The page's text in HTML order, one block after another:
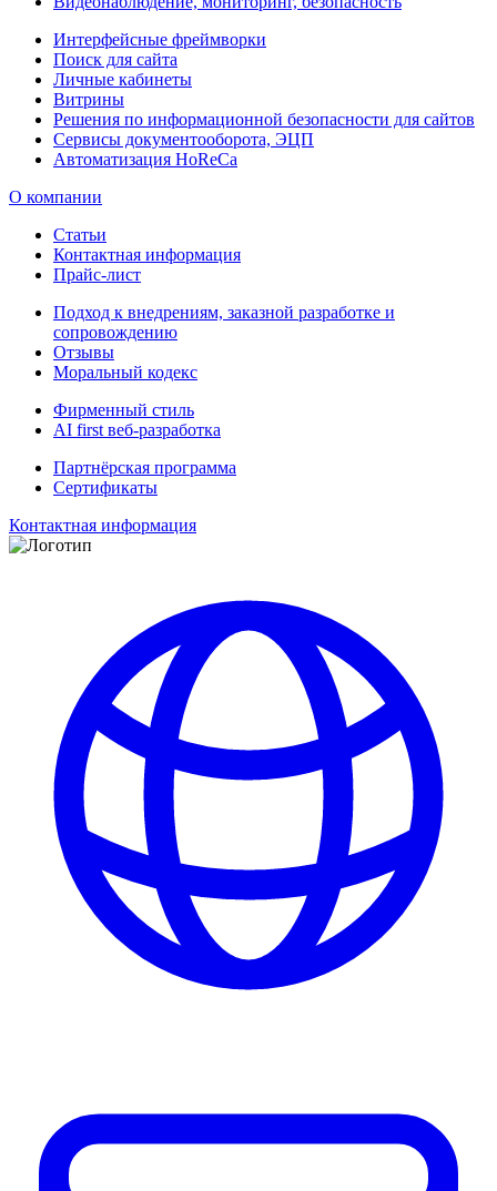
Интерфейсные фреймворки
Поиск для сайта
Личные кабинеты
Витрины
Решения по информационной безопасности для сайтов
Сервисы документооборота, ЭЦП
Автоматизация HoReCa
О компании
Статьи
Контактная информация
Прайс-лист
Подход к внедрениям, заказной разработке и
сопровождению
Отзывы
Моральный кодекс
Фирменный стиль
AI first веб-разработка
Партнёрская программа
Сертификаты
Контактная информация